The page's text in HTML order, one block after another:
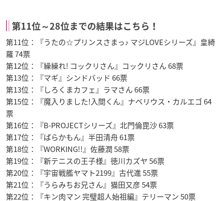
第11位～28位までの結果はこちら！
第11位：『うたの☆プリンスさまっ♪ マジLOVEシリーズ』皇綺
羅 74票
第12位：『繰繰れ! コックリさん』コックリさん 68票
第13位：『マギ』シンドバッド 66票
第13位：『しろくまカフェ』ラマさん 66票
第15位：『魔入りました!入間くん』ナベリウス・カルエゴ 64
票
第16位：『B-PROJECTシリーズ』北門倫毘沙 63票
第17位：『ばらかもん』半田清舟 61票
第18位：『WORKING!!』佐藤潤 58票
第19位：『新テニスの王子様』徳川カズヤ 56票
第20位：『宇宙戦艦ヤマト2199』古代進 55票
第21位：『うらみちお兄さん』猫田又彦 54票
第22位：『キン肉マン 完璧超人始祖編』テリーマン 50票